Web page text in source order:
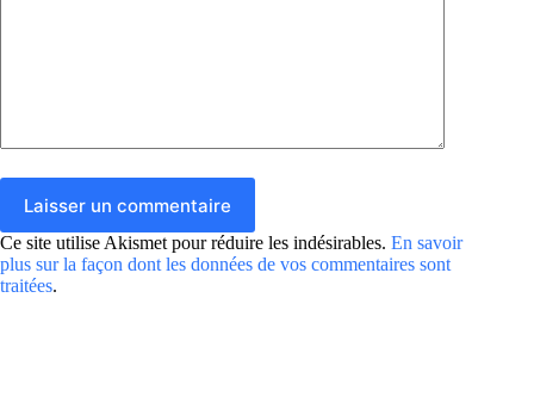
Laisser un commentaire
Ce site utilise Akismet pour réduire les indésirables. En savoir
plus sur la façon dont les données de vos commentaires sont
traitées.